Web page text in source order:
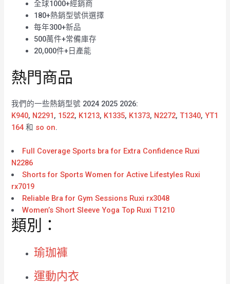
全球1000+經銷商
180+熱銷型號供選擇
每年300+新品
500萬件+常備庫存
20,000件+日產能
熱門商品
我們的一些熱銷型號 2024 2025 2026:
K940, N2291, 1522, K1213, K1335, K1373, N2272,T1340,YT1
164 和 so on.
Full Coverage Sports bra for Extra Confidence Ruxi
N2286
Shorts for Sports Women for Active Lifestyles Ruxi
rx7019
Reliable Bra for Gym Sessions Ruxi rx3048
Women’s Short Sleeve Yoga Top Ruxi T1210
類別：
瑜珈褲
運動内衣